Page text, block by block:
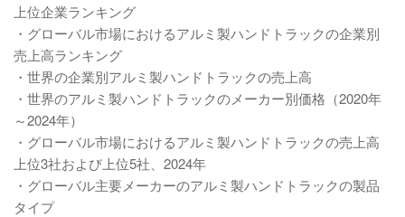
上位企業ランキング
・グローバル市場におけるアルミ製ハンドトラックの企業別
売上高ランキング
・世界の企業別アルミ製ハンドトラックの売上高
・世界のアルミ製ハンドトラックのメーカー別価格（2020年
～2024年）
・グローバル市場におけるアルミ製ハンドトラックの売上高
上位3社および上位5社、2024年
・グローバル主要メーカーのアルミ製ハンドトラックの製品
タイプ